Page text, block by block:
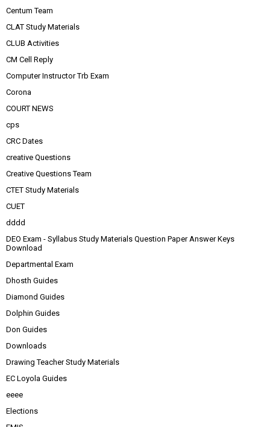
Centum Team
CLAT Study Materials
CLUB Activities
CM Cell Reply
Computer Instructor Trb Exam
Corona
COURT NEWS
cps
CRC Dates
creative Questions
Creative Questions Team
CTET Study Materials
CUET
dddd
DEO Exam - Syllabus Study Materials Question Paper Answer Keys
Download
Departmental Exam
Dhosth Guides
Diamond Guides
Dolphin Guides
Don Guides
Downloads
Drawing Teacher Study Materials
EC Loyola Guides
eeee
Elections